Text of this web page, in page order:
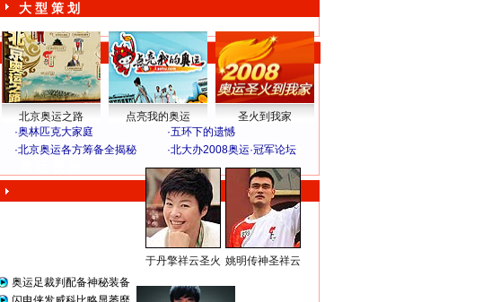
大 型 策 划
北京奥运之路 点亮我的奥运
圣火到我家
·奥林匹克大家庭 ·五环下的遗憾
·北京奥运各方筹备全揭秘 ·北大办2008奥运·冠军论坛
于丹擎祥云圣火 姚明传神圣祥云
奥运足裁判配备神秘装备